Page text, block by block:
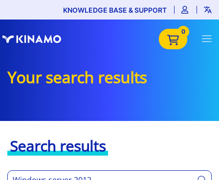
KNOWLEDGE BASE & SUPPORT
0
Your search results
Search results